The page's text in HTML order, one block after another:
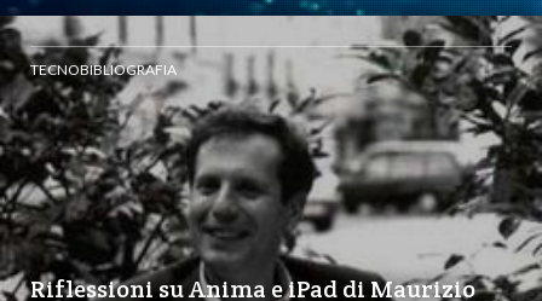
TECNOBIBLIOGRAFIA
Riflessioni su Anima e iPad di Maurizio